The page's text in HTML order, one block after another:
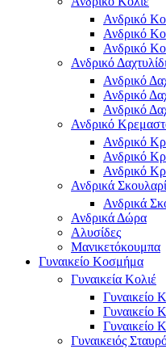
Ανδρικό
Ανδρικό
Ανδρικό
Ανδρικό Δαχτυλίδι
Ανδρικό
Ανδρικό
Ανδρικό
Ανδρικό
Ανδρικό
Ανδρικό
Ανδρικό
Ανδρικά
Ανδρικά
Ανδρικά Δώρα
Αλυσίδες
Μανικετόκουμπα
Γυναικείο Κοσμήμα
Γυναικεία Κολιέ
Γυναικείο
Γυναικείο
Γυναικείο
Γυναικειός